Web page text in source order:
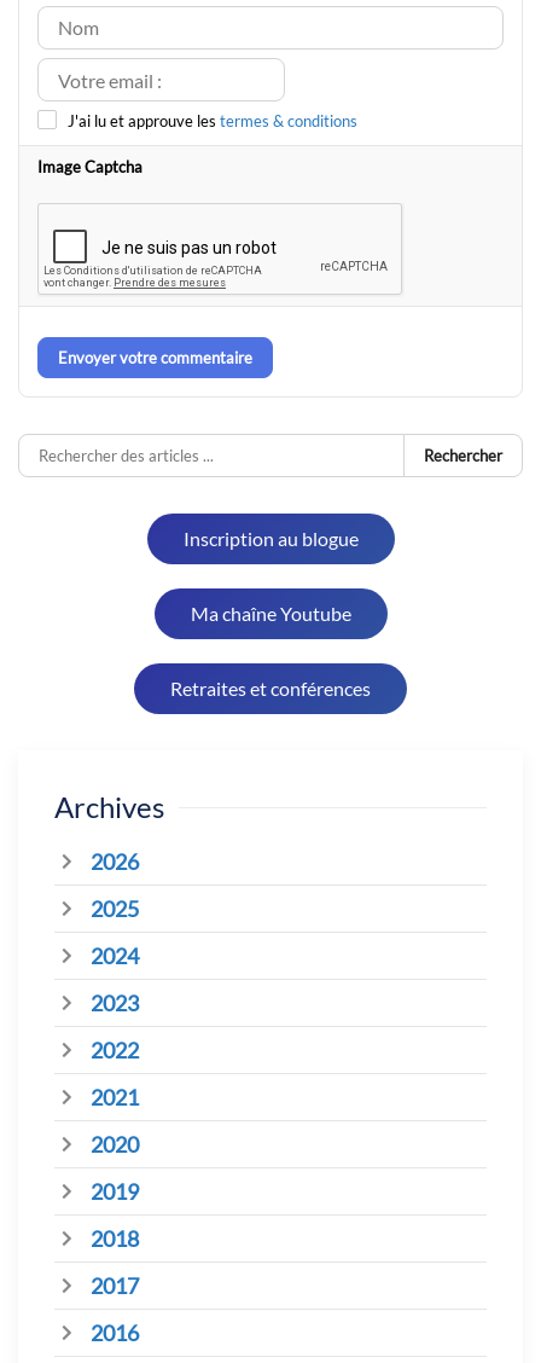
J'ai lu et approuve les termes & conditions
Image Captcha
Envoyer votre commentaire
Rechercher
Inscription au blogue
Ma chaîne Youtube
Retraites et conférences
Archives
2026
2025
2024
2023
2022
2021
2020
2019
2018
2017
2016